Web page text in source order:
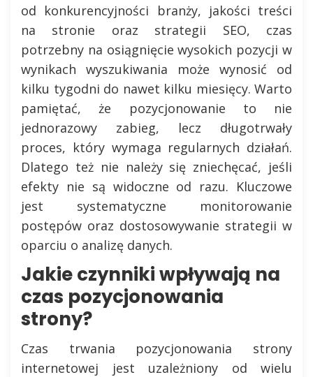
od konkurencyjności branży, jakości treści
na stronie oraz strategii SEO, czas
potrzebny na osiągnięcie wysokich pozycji w
wynikach wyszukiwania może wynosić od
kilku tygodni do nawet kilku miesięcy. Warto
pamiętać, że pozycjonowanie to nie
jednorazowy zabieg, lecz długotrwały
proces, który wymaga regularnych działań.
Dlatego też nie należy się zniechęcać, jeśli
efekty nie są widoczne od razu. Kluczowe
jest systematyczne monitorowanie
postępów oraz dostosowywanie strategii w
oparciu o analizę danych.
Jakie czynniki wpływają na
czas pozycjonowania
strony?
Czas trwania pozycjonowania strony
internetowej jest uzależniony od wielu